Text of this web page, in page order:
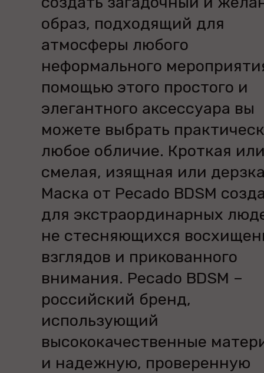
образ, подходящий для
атмосферы любого
неформального
помощью этого простого и
элегантного аксессуара вы
можете выбрать
любое обличие. Кроткая
смелая, изящная или
Маска от Pecado BDSM
для экстраординарных
не стесняющихся
взглядов и прикованного
внимания. Pecado BDSM –
российский бренд,
использующий
высококачественные
и надежную, проверенную